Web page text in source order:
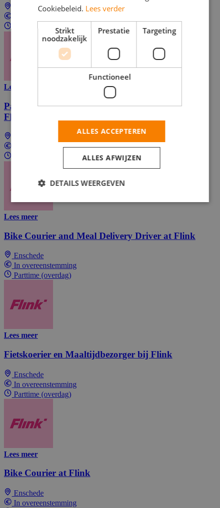
Enschede
Parttime (overdag)
Lees meer
Part-Time E-Bike Courier for Grocery Delivery at
Flink
In overeenstemming
Lees meer
Bike Courier and Meal Delivery Driver at Flink
Enschede
In overeenstemming
Parttime (overdag)
Lees meer
Fietskoerier en Maaltijdbezorger bij Flink
Enschede
In overeenstemming
Parttime (overdag)
Lees meer
Bike Courier at Flink
Enschede
In overeenstemming
Cookiebeleid. Lees verder
Strikt
noodzakelijk
Prestatie Targeting
Functioneel
ALLES ACCEPTEREN
ALLES AFWIJZEN
DETAILS WEERGEVEN